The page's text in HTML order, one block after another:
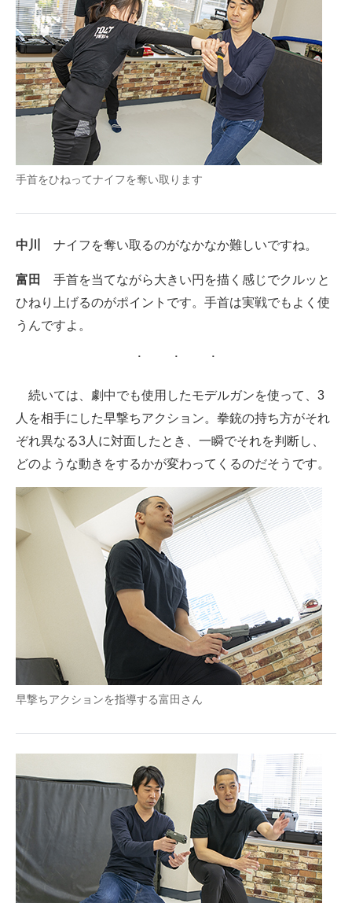
手首をひねってナイフを奪い取ります
中川 ナイフを奪い取るのがなかなか難しいですね。
富田
手首を当てながら大きい円を描く感じでクルッと
ひねり上げるのがポイントです。手首は実戦でもよく使
うんですよ。
続いては、劇中でも使用したモデルガンを使って、3
人を相手にした早撃ちアクション。拳銃の持ち方がそれ
ぞれ異なる3人に対面したとき、一瞬でそれを判断し、
どのような動きをするかが変わってくるのだそうです。
早撃ちアクションを指導する富田さん